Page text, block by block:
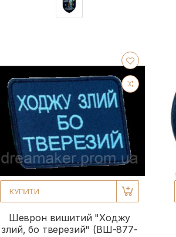
КУПИТИ
Шеврон вишитий "Ходжу
злий, бо тверезий" (ВШ-877-